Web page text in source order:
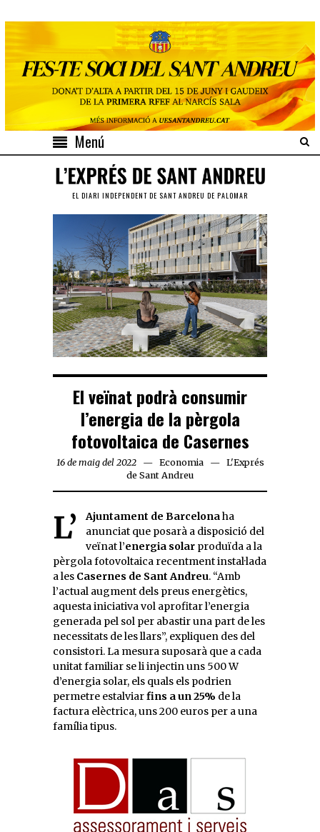
Menú
EL DIARI INDEPENDENT DE SANT ANDREU DE PALOMAR
El veïnat podrà consumir
l’energia de la pèrgola
fotovoltaica de Casernes
16 de maig del 2022 Economia
L'Exprés
de Sant Andreu
L’ Ajuntament de Barcelonaha
anunciat que posarà a disposició del
veïnat l’energia solar produïda a la
pèrgola fotovoltaica recentment instal·lada
a les Casernes de Sant Andreu. “Amb
l’actual augment dels preus energètics,
aquesta iniciativa vol aprofitar l’energia
generada pel sol per abastir una part de les
necessitats de les llars”, expliquen des del
consistori. La mesura suposarà que a cada
unitat familiar se li injectin uns 500 W
d’energia solar, els quals els podrien
permetre estalviarfins a un 25% de la
factura elèctrica, uns 200 euros per a una
família tipus.